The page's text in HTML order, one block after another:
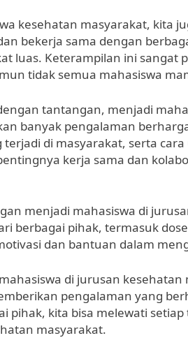
kesehatan masyarakat, kita
bekerja sama dengan
luas. Keterampilan ini sangat
tidak semua mahasiswa
tantangan, menjadi
banyak pengalaman
terjadi di masyarakat, serta
kerja sama dan
menjadi mahasiswa di
berbagai pihak, termasuk
dan bantuan dalam
di jurusan
pengalaman yang
pihak, kita bisa melewati
masyarakat.